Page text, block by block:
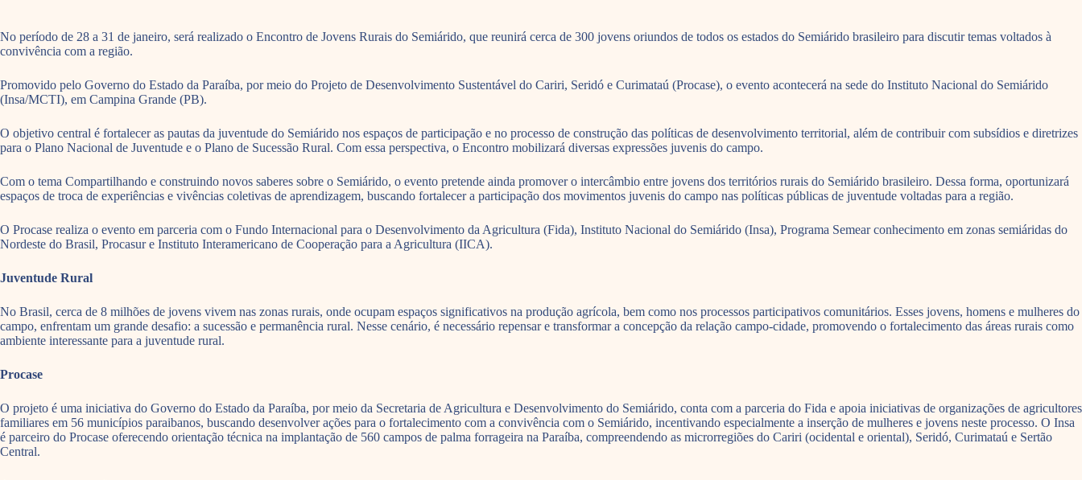
No período de 28 a 31 de janeiro, será realizado o Encontro de Jovens Rurais do Semiárido, que reunirá cerca de 300 jovens oriundos de todos os estados do Semiárido brasileiro para discutir temas voltados à
convivência com a região.
Promovido pelo Governo do Estado da Paraíba, por meio do Projeto de Desenvolvimento Sustentável do Cariri, Seridó e Curimataú (Procase), o evento acontecerá na sede do Instituto Nacional do Semiárido
(Insa/MCTI), em Campina Grande (PB).
O objetivo central é fortalecer as pautas da juventude do Semiárido nos espaços de participação e no processo de construção das políticas de desenvolvimento territorial, além de contribuir com subsídios e diretrizes
para o Plano Nacional de Juventude e o Plano de Sucessão Rural. Com essa perspectiva, o Encontro mobilizará diversas expressões juvenis do campo.
Com o tema Compartilhando e construindo novos saberes sobre o Semiárido, o evento pretende ainda promover o intercâmbio entre jovens dos territórios rurais do Semiárido brasileiro. Dessa forma, oportunizará
espaços de troca de experiências e vivências coletivas de aprendizagem, buscando fortalecer a participação dos movimentos juvenis do campo nas políticas públicas de juventude voltadas para a região.
O Procase realiza o evento em parceria com o Fundo Internacional para o Desenvolvimento da Agricultura (Fida), Instituto Nacional do Semiárido (Insa), Programa Semear conhecimento em zonas semiáridas do
Nordeste do Brasil, Procasur e Instituto Interamericano de Cooperação para a Agricultura (IICA).
Juventude Rural
No Brasil, cerca de 8 milhões de jovens vivem nas zonas rurais, onde ocupam espaços significativos na produção agrícola, bem como nos processos participativos comunitários. Esses jovens, homens e mulheres do
campo, enfrentam um grande desafio: a sucessão e permanência rural. Nesse cenário, é necessário repensar e transformar a concepção da relação campo-cidade, promovendo o fortalecimento das áreas rurais como
ambiente interessante para a juventude rural.
Procase
O projeto é uma iniciativa do Governo do Estado da Paraíba, por meio da Secretaria de Agricultura e Desenvolvimento do Semiárido, conta com a parceria do Fida e apoia iniciativas de organizações de agricultores
familiares em 56 municípios paraibanos, buscando desenvolver ações para o fortalecimento com a convivência com o Semiárido, incentivando especialmente a inserção de mulheres e jovens neste processo. O Insa
é parceiro do Procase oferecendo orientação técnica na implantação de 560 campos de palma forrageira na Paraíba, compreendendo as microrregiões do Cariri (ocidental e oriental), Seridó, Curimataú e Sertão
Central.